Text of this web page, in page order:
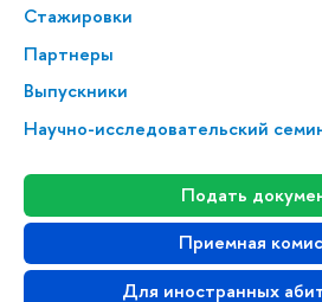
Стажировки
Партнеры
Выпускники
Научно-исследовательский
Подать
Приемная
Для иностранных